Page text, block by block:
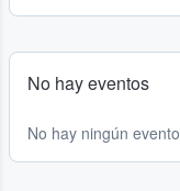
No hay eventos
No hay ningún